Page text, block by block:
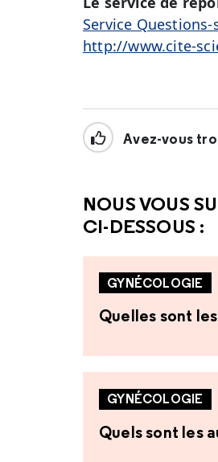
Service Questions-
http://www.cite-
Avez-vous
NOUS VOUS
CI-DESSOUS :
GYNÉCOLOGIE
Quelles sont
GYNÉCOLOGIE
Quels sont les